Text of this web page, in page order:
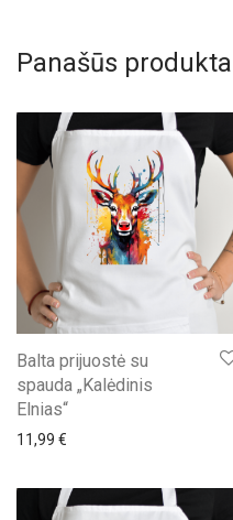
Panašūs
Balta prijuostė su
spauda „Kalėdinis
Elnias“
11,99 €